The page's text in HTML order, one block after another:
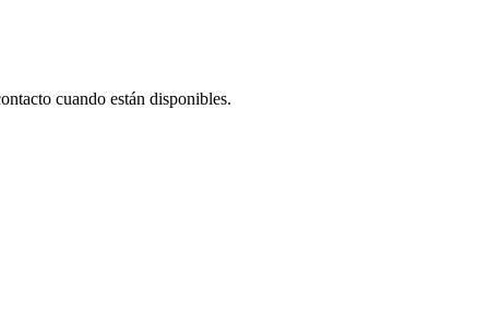
cuando están disponibles.